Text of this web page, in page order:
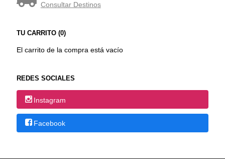
Consultar Destinos
TU CARRITO (0)
El carrito de la compra está vacío
REDES SOCIALES
Instagram
Facebook